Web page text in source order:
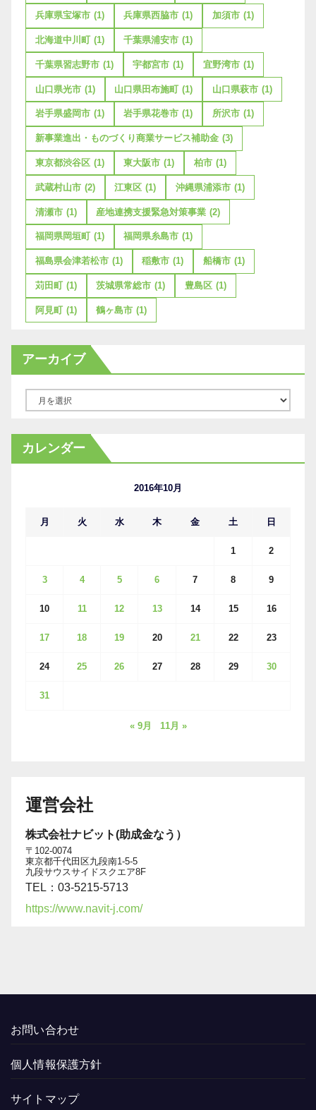
兵庫県宝塚市 (1) 兵庫県西脇市 (1) 加須市 (1)
北海道中川町 (1) 千葉県浦安市 (1)
千葉県習志野市 (1) 宇都宮市 (1) 宜野湾市 (1)
山口県光市 (1) 山口県田布施町 (1) 山口県萩市 (1)
岩手県盛岡市 (1) 岩手県花巻市 (1) 所沢市 (1)
新事業進出・ものづくり商業サービス補助金 (3)
東京都渋谷区 (1) 東大阪市 (1) 柏市 (1)
武蔵村山市 (2) 江東区 (1) 沖縄県浦添市 (1)
清瀬市 (1) 産地連携支援緊急対策事業 (2)
福岡県岡垣町 (1) 福岡県糸島市 (1)
福島県会津若松市 (1) 稲敷市 (1) 船橋市 (1)
苅田町 (1) 茨城県常総市 (1) 豊島区 (1)
阿見町 (1) 鶴ヶ島市 (1)
アーカイブ
カ
イ
カレンダー
2016年10月
月 火 水 木 金 土 日
1 2
3 4 5 6 7 8 9
10 11 12 13 14 15 16
17 18 19 20 21 22 23
24 25 26 27 28 29 30
31
« 9月 11月 »
運営会社
株式会社ナビット(助成金なう）
〒102-0074
東京都千代田区九段南1-5-5
九段サウスサイドスクエア8F
TEL：03-5215-5713
https://www.navit-j.com/
お問い合わせ
個人情報保護方針
サイトマップ